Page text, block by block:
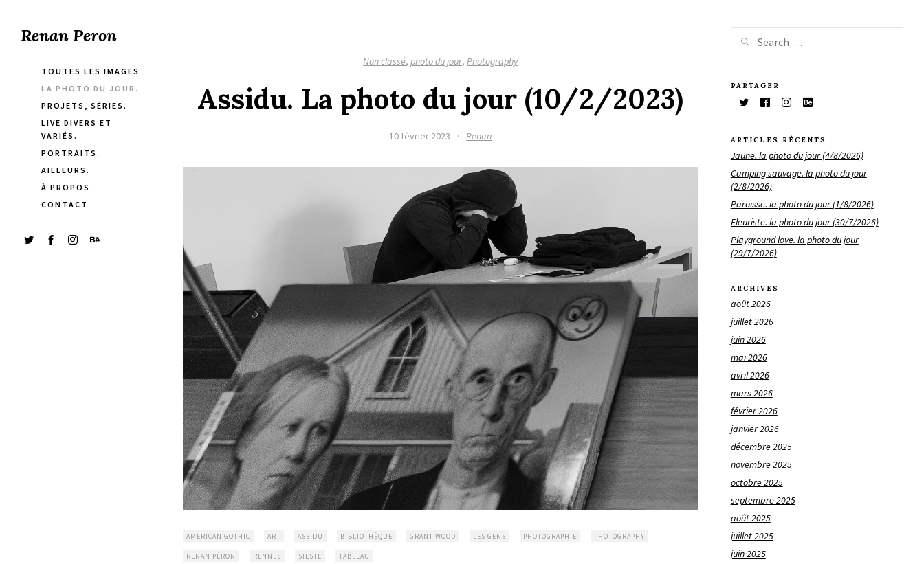
Renan Peron
TOUTES LES IMAGES
LA PHOTO DU JOUR.
PROJETS, SÉRIES.
LIVE DIVERS ET
VARIÉS.
PORTRAITS.
AILLEURS.
À PROPOS
CONTACT
Non classé,photo du jour,Photography
Assidu. La photo du jour (10/2/2023)
10 février 2023 · Renan
AMERICAN GOTHIC ART ASSIDU BIBLIOTHÈQUE GRANT WOOD LES GENS PHOTOGRAPHIE PHOTOGRAPHY
RENAN PÉRON RENNES SIESTE TABLEAU
PARTAGER
ARTICLES RÉCENTS
Jaune. la photo du jour (4/8/2026)
Camping sauvage. la photo du jour
(2/8/2026)
Paroisse. la photo du jour (1/8/2026)
Fleuriste. la photo du jour (30/7/2026)
Playground love. la photo du jour
(29/7/2026)
ARCHIVES
août 2026
juillet 2026
juin 2026
mai 2026
avril 2026
mars 2026
février 2026
janvier 2026
décembre 2025
novembre 2025
octobre 2025
septembre 2025
août 2025
juillet 2025
juin 2025